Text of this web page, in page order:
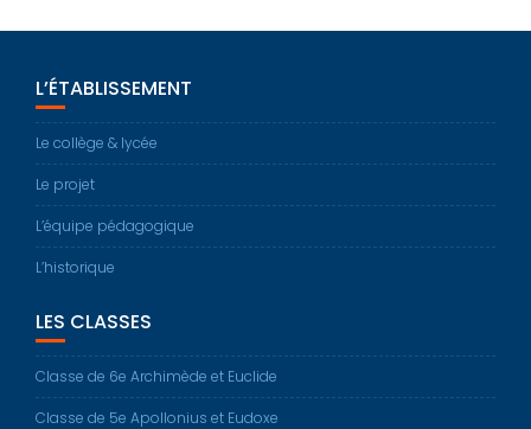
L’ÉTABLISSEMENT
Le collège & lycée
Le projet
L’équipe pédagogique
L’historique
LES CLASSES
Classe de 6e Archimède et Euclide
Classe de 5e Apollonius et Eudoxe